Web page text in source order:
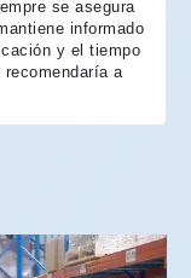
se asegura
informado
y el tiempo
a